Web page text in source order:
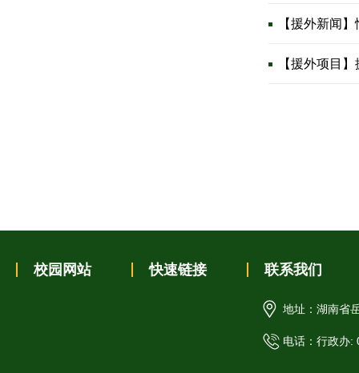
【援外新闻
【援外项目
校园网站 快速链接 联系我们
地址：湖南省
电话：行政办